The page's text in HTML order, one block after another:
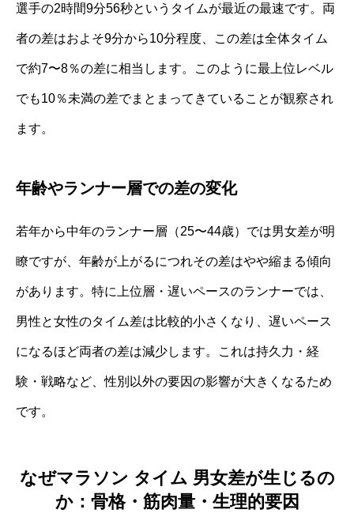
選手の2時間9分56秒というタイムが最近の最速です。両
者の差はおよそ9分から10分程度、この差は全体タイム
で約7〜8％の差に相当します。このように最上位レベル
でも10％未満の差でまとまってきていることが観察され
ます。
年齢やランナー層での差の変化
若年から中年のランナー層（25〜44歳）では男女差が明
瞭ですが、年齢が上がるにつれその差はやや縮まる傾向
があります。特に上位層・遅いペースのランナーでは、
男性と女性のタイム差は比較的小さくなり、遅いペース
になるほど両者の差は減少します。これは持久力・経
験・戦略など、性別以外の要因の影響が大きくなるため
です。
なぜマラソン タイム 男女差が生じるの
か：骨格・筋肉量・生理的要因